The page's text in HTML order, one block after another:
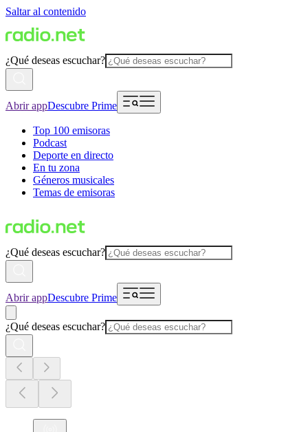
Saltar al contenido
¿Qué deseas escuchar?
Abrir appDescubre Prime
Top 100 emisoras
Podcast
Deporte en directo
En tu zona
Géneros musicales
Temas de emisoras
¿Qué deseas escuchar?
Abrir appDescubre Prime
¿Qué deseas escuchar?